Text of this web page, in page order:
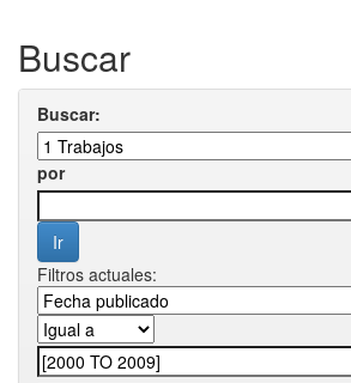
Buscar
Buscar:
por
Filtros actuales: